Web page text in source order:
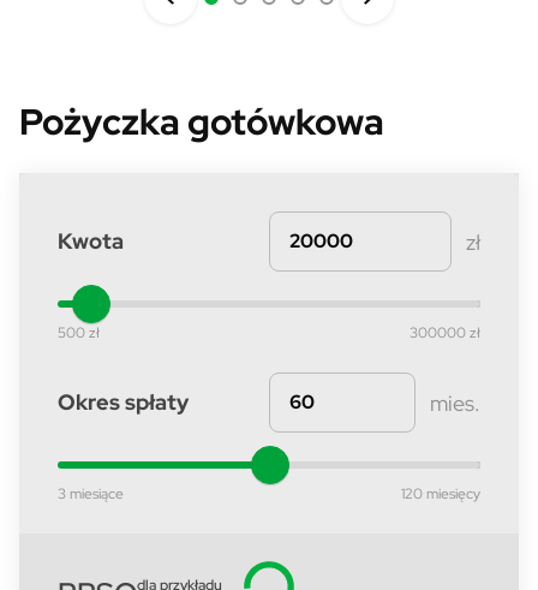
Pożyczka gotówkowa
Kwota zł
500 zł 300000 zł
Okres spłaty mies.
3 miesiące 120 miesięcy
dla przykładu